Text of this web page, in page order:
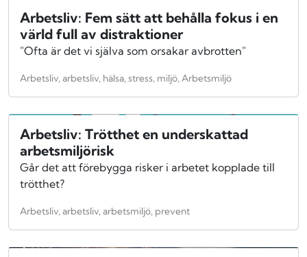
Arbetsliv: Fem sätt att behålla fokus i en
värld full av distraktioner
"Ofta är det vi själva som orsakar avbrotten"
Arbetsliv, arbetsliv, hälsa, stress, miljö, Arbetsmiljö
Arbetsliv: Trötthet en underskattad
arbetsmiljörisk
Går det att förebygga risker i arbetet kopplade till
trötthet?
Arbetsliv, arbetsliv, arbetsmiljö, prevent